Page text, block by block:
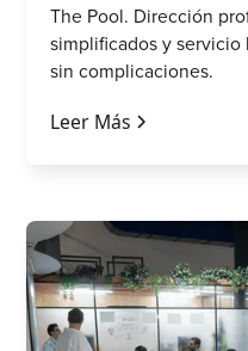
The Pool. Dirección
simplificados y
sin complicaciones.
Leer Más